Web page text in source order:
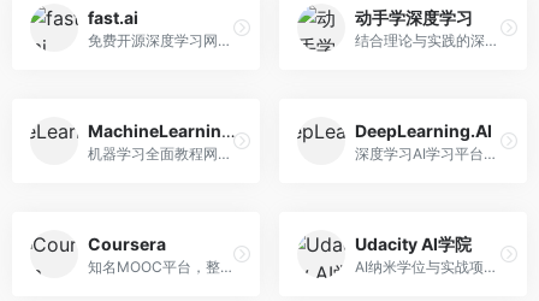
fast.ai
免费开源深度学习网站，专注于实用AI教学。面向开发者，提供免费深度学习课程、实战项目、代码库等资源，学习门槛低。
动手学深度学习
结合理论与实践的深度学习教材，专注于代码驱动学习。面向学生和开发者，提供深度学习理论、代码实现、练习题等资源，学习体验好。
MachineLearningMastery
机器学习全面教程网站，专注于实用技能教学。面向开发者，提供机器学习算法、Python实现、项目实战等教程，实用性强。
DeepLearning.AI
深度学习AI学习平台，由吴恩达创立。面向AI学习者，提供深度学习专项课程、AI新闻、技术社区等资源，课程质量权威。
Coursera
知名MOOC平台，整合全球顶尖大学课程资源。面向学习者，提供AI、机器学习、深度学习等课程，证书认可度高，课程质量专业。
Udacity AI学院
AI纳米学位与实战项目平台，专注于职业导向学习。面向AI从业者，提供机器学习、深度学习、计算机视觉等纳米学位，项目实战性强。